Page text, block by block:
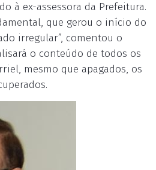
à ex-assessora da Prefeitura.
que gerou o início do
irregular”, comentou o
o conteúdo de todos os
mesmo que apagados, os